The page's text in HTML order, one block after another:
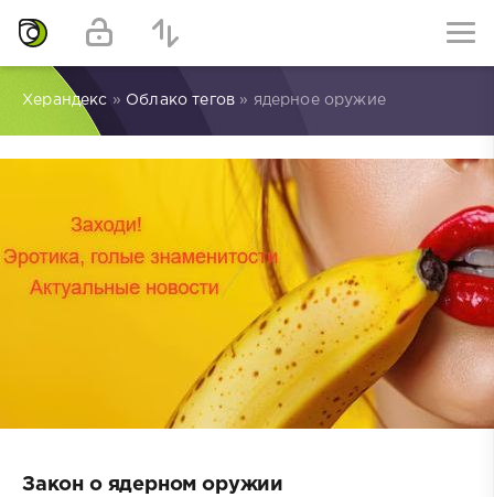
Херандекс » Облако тегов » ядерное оружие
Закон о ядерном оружии